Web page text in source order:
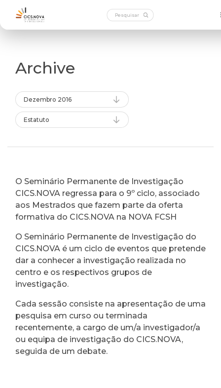
Archive
Dezembro 2016
Estatuto
O Seminário Permanente de Investigação
CICS.NOVA regressa para o 9º ciclo, associado
aos Mestrados que fazem parte da oferta
formativa do CICS.NOVA na NOVA FCSH
O Seminário Permanente de Investigação do
CICS.NOVA é um ciclo de eventos que pretende
dar a conhecer a investigação realizada no
centro e os respectivos grupos de
investigação.
Cada sessão consiste na apresentação de uma
pesquisa em curso ou terminada
recentemente, a cargo de um/a investigador/a
ou equipa de investigação do CICS.NOVA,
seguida de um debate.